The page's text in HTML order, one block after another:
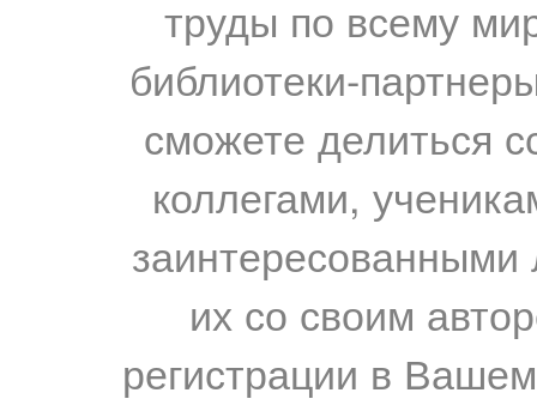
труды по всему
библиотеки-
сможете делиться
коллегами,
их со своим
регистрации в